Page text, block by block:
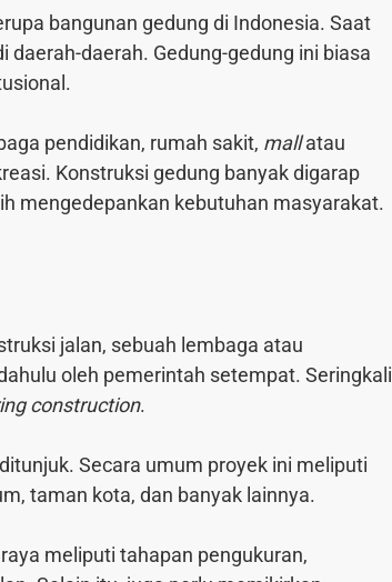
bangunan gedung di Indonesia. Saat
daerah-daerah. Gedung-gedung ini biasa
pendidikan, rumah sakit, mallatau
Konstruksi gedung banyak digarap
mengedepankan kebutuhan masyarakat.
jalan, sebuah lembaga atau
oleh pemerintah setempat. Seringkali
construction.
Secara umum proyek ini meliputi
taman kota, dan banyak lainnya.
meliputi tahapan pengukuran,